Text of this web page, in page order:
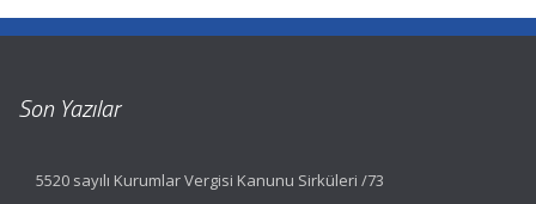
Son Yazılar
5520 sayılı Kurumlar Vergisi Kanunu Sirküleri /73